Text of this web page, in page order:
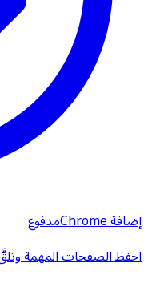
إضافة Chrome
مدفوع
احفظ الصفحات المهمة